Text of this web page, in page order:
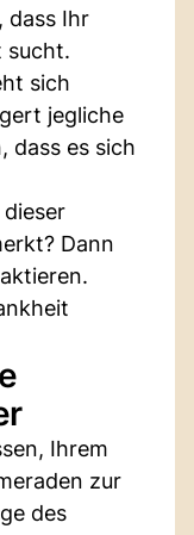
dass Ihr
sucht.
sich
jegliche
dass es sich
Dann
Ihrem
zur
des